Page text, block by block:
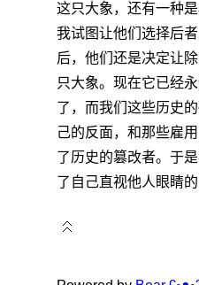
这只大象，还有一种
我试图让他们选择后
后，他们还是决定让
只大象。现在它已经
了，而我们这些历史
己的反面，和那些雇
了历史的篡改者。于
了自己直视他人眼睛的